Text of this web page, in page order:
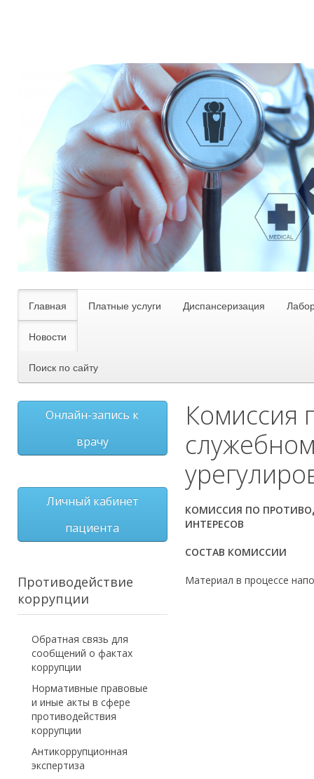
Главная Платные услуги Диспансеризация
Новости
Поиск по сайту
Комиссия
КОМИССИЯ ПО
ИНТЕРЕСОВ
СОСТАВ КОМИССИИ
Материал в процессе
Онлайн-запись к
врачу
Личный кабинет
пациента
Противодействие
коррупции
Обратная связь для
сообщений о фактах
коррупции
Нормативные правовые
и иные акты в сфере
противодействия
коррупции
Антикоррупционная
экспертиза